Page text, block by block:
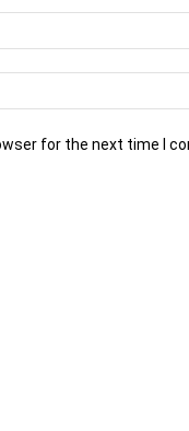
for the next time I